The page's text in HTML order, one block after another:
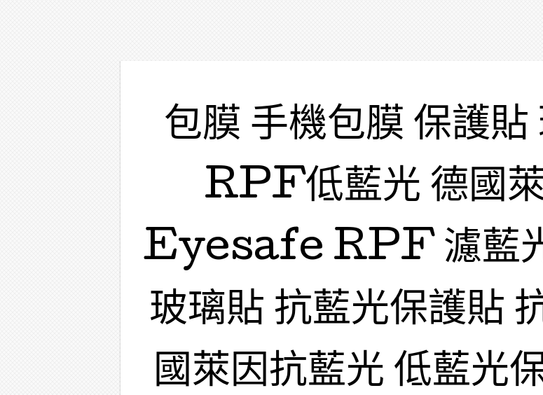
包膜 手機包膜 保護貼
RPF低藍光 德國
Eyesafe RPF 濾藍
玻璃貼 抗藍光保護貼
國萊因抗藍光 低藍光